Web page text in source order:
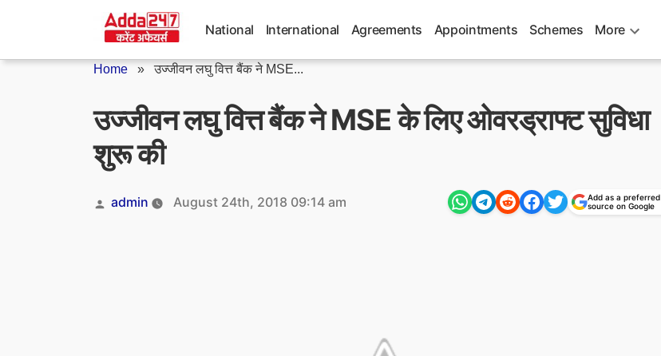
National International Agreements Appointments Schemes More
Home »उज्जीवन लघु वित्त बैंक ने MSE...
उज्जीवन लघु वित्त बैंक ने MSE के लिए ओवरड्राफ्ट सुविधा
शुरू की
Posted
admin August 24th, 2018 09:14 am
Add as a preferred
source on Google